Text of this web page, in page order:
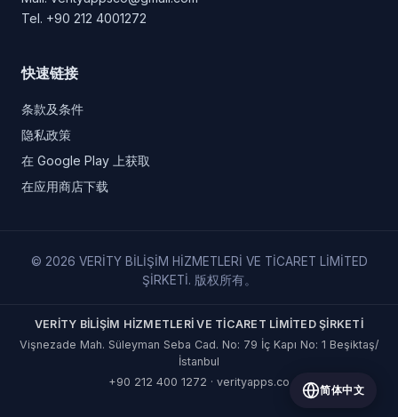
Tel. +90 212 4001272
快速链接
条款及条件
隐私政策
在 Google Play 上获取
在应用商店下载
© 2026 VERİTY BİLİŞİM HİZMETLERİ VE TİCARET LİMİTED
ŞİRKETİ. 版权所有。
VERİTY BİLİŞİM HİZMETLERİ VE TİCARET LİMİTED ŞİRKETİ
Vişnezade Mah. Süleyman Seba Cad. No: 79 İç Kapı No: 1 Beşiktaş/
İstanbul
+90 212 400 1272 · verityapps.co
简体中文